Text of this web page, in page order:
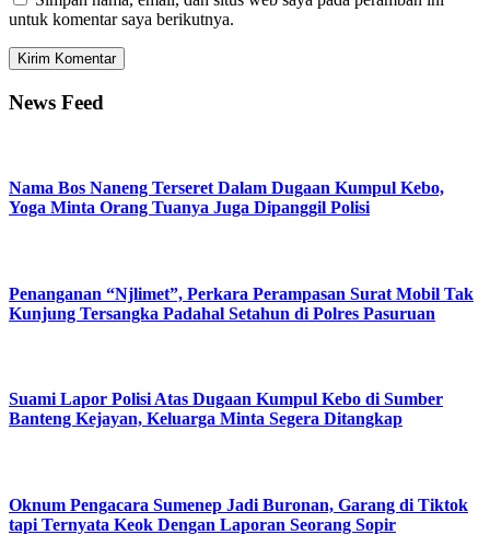
untuk komentar saya berikutnya.
News Feed
Nama Bos Naneng Terseret Dalam Dugaan Kumpul Kebo,
Yoga Minta Orang Tuanya Juga Dipanggil Polisi
Penanganan “Njlimet”, Perkara Perampasan Surat Mobil Tak
Kunjung Tersangka Padahal Setahun di Polres Pasuruan
Suami Lapor Polisi Atas Dugaan Kumpul Kebo di Sumber
Banteng Kejayan, Keluarga Minta Segera Ditangkap
Oknum Pengacara Sumenep Jadi Buronan, Garang di Tiktok
tapi Ternyata Keok Dengan Laporan Seorang Sopir